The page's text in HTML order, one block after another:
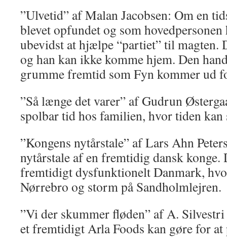
”Ulvetid” af Malan Jacobsen: Om en
blevet opfundet og som
ubevidst at hjælpe “partiet” til magten.
og han kan ikke komme hjem. Den
grumme fremtid som Fyn kommer ud
”Så længe det varer” af Gudrun
spolbar tid hos familien, hvor tiden
”Kongens nytårstale” af Lars Ahn
nytårstale af en fremtidig dansk konge.
fremtidigt dysfunktionelt Danmark,
Nørrebro og storm på Sandholmlejren.
”Vi der skummer fløden” af A.
et fremtidigt Arla Foods kan gøre for